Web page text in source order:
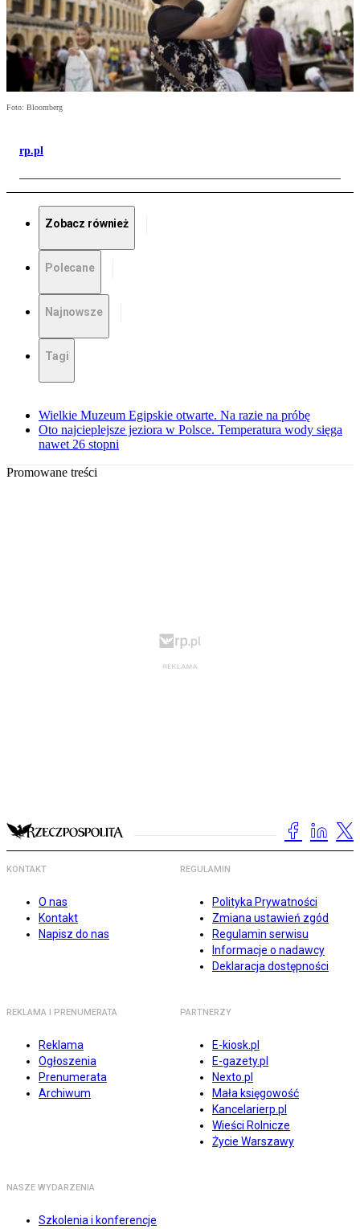
Foto: Bloomberg
rp.pl
Zobacz również
Polecane
Najnowsze
Tagi
Wielkie Muzeum Egipskie otwarte. Na razie na próbę
Oto najcieplejsze jeziora w Polsce. Temperatura wody sięga
nawet 26 stopni
Promowane treści
KONTAKT
O nas
Kontakt
Napisz do nas
REGULAMIN
Polityka Prywatności
Zmiana ustawień zgód
Regulamin serwisu
Informacje o nadawcy
Deklaracja dostępności
REKLAMA I PRENUMERATA
Reklama
Ogłoszenia
Prenumerata
Archiwum
PARTNERZY
E-kiosk.pl
E-gazety.pl
Nexto.pl
Mała księgowość
Kancelarierp.pl
Wieści Rolnicze
Życie Warszawy
NASZE WYDARZENIA
Szkolenia i konferencje